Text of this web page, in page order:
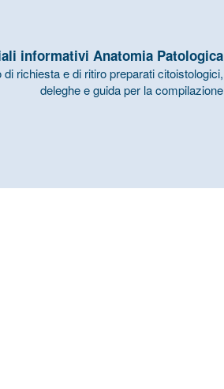
informativi Anatomia Patologica
di richiesta e di ritiro preparati citoistologici,
deleghe e guida per la compilazione